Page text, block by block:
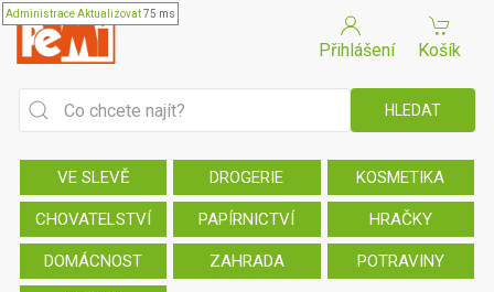
AdministraceAktualizovat75 ms
Přihlášení Košík
VE SLEVĚ DROGERIE KOSMETIKA
CHOVATELSTVÍ PAPÍRNICTVÍ HRAČKY
DOMÁCNOST ZAHRADA POTRAVINY